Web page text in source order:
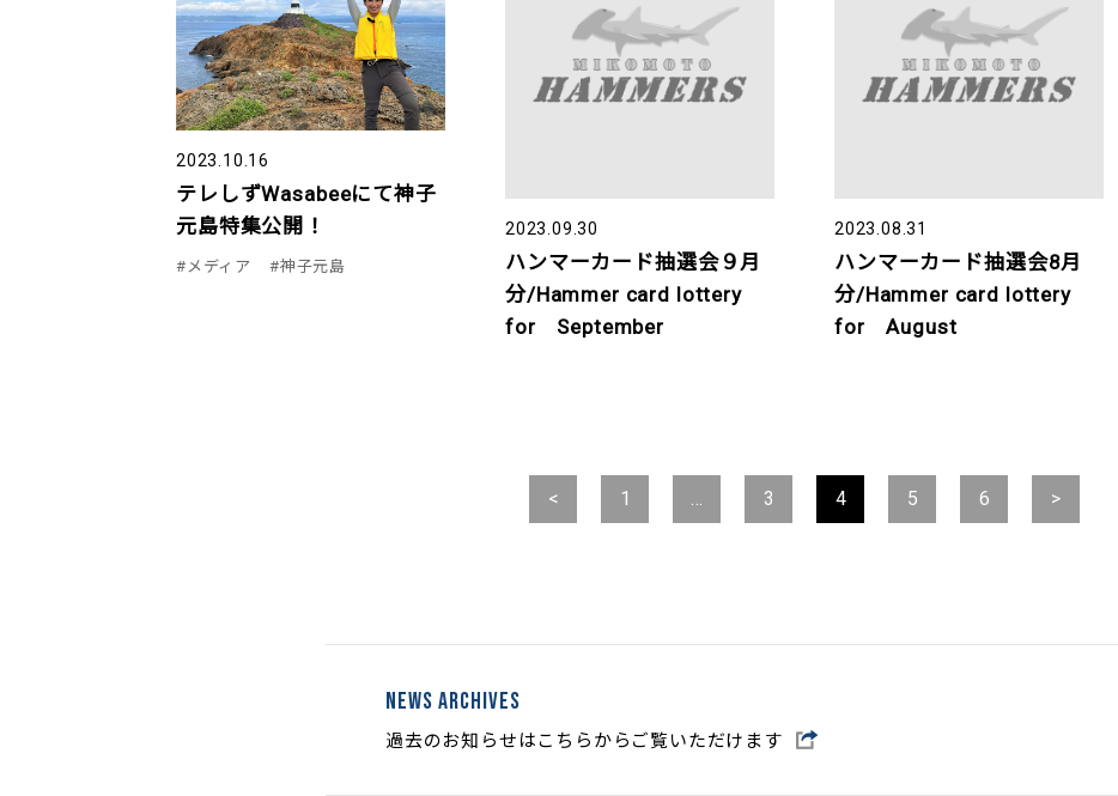
2023.10.16
テレしずWasabeeにて神子
元島特集公開！
#メディア #神子元島
2023.09.30
ハンマーカード抽選会９月
分/Hammer card lottery
for September
2023.08.31
ハンマーカード抽選会8月
分/Hammer card lottery
for August
< 1 3 4 5 6 >
News archives
過去のお知らせはこちらからご覧いただけます